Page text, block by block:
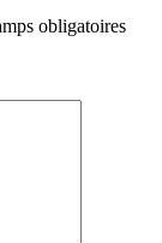
obligatoires